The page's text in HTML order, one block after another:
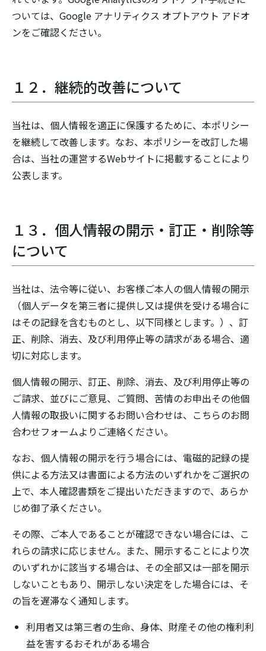
ついては、Google アナリティクス オプトアウト アドオ
ンをご確認ください。
１２．継続的改善について
当社は、個人情報を適正に保護するために、本ポリシー
を継続して改善します。なお、本ポリシーを改訂した場
合は、当社の運営するWebサイトに掲載することにより
公表します。
１３．個人情報の開示・訂正・削除等
について
当社は、法令等に従い、お客様ご本人の個人情報の開示
（個人データを第三者に提供し又は提供を受ける場合に
はその記録を含むものとし、以下同様とします。）、訂
正、削除、消去、及び利用停止等の請求がある場合、適
切に対応します。
個人情報の開示、訂正、削除、消去、及び利用停止等の
ご請求、並びにご意見、ご質問、苦情のお申出その他個
人情報の取扱いに関するお問い合わせは、こちらのお問
合わせフォームよりご連絡ください。
なお、個人情報の開示を行う場合には、電磁的記録の提
供による方法又は書面による方法のいずれかをご選択の
上で、本人確認書類をご提出いただきますので、あらか
じめ御了承ください。
その際、ご本人であることが確認できない場合には、こ
れらの請求に応じません。また、開示することにより次
のいずれかに該当する場合は、その全部又は一部を開示
しないこともあり、開示しない決定をした場合には、そ
の旨を遅滞なく通知します。
利用者又は第三者の生命、身体、財産その他の権利利
益を害するおそれがある場合